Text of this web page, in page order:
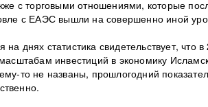
с торговыми отношениями, которые
с ЕАЭС вышли на совершенно иной
днях статистика свидетельствует, что
инвестиций в экономику
то не названы, прошлогодний